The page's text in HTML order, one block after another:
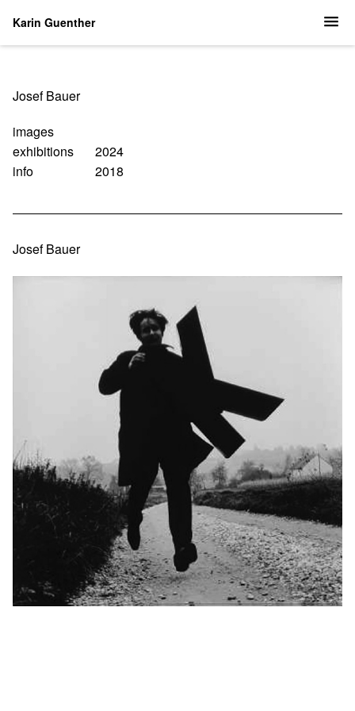
Karin Guenther
Navigation
Josef Bauer
images
exhibitions
2024
2018
info
Josef Bauer